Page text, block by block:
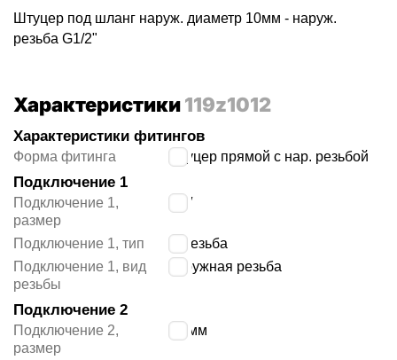
Штуцер под шланг наруж. диаметр 10мм - наруж.
резьба G1/2"
Характеристики119z1012
Характеристики фитингов
Форма фитинга штуцер прямой с нар. резьбой
Подключение 1
Подключение 1,
размер
1/2″
Подключение 1, тип
G резьба
Подключение 1, вид
резьбы
наружная резьба
Подключение 2
Подключение 2,
размер
10 мм